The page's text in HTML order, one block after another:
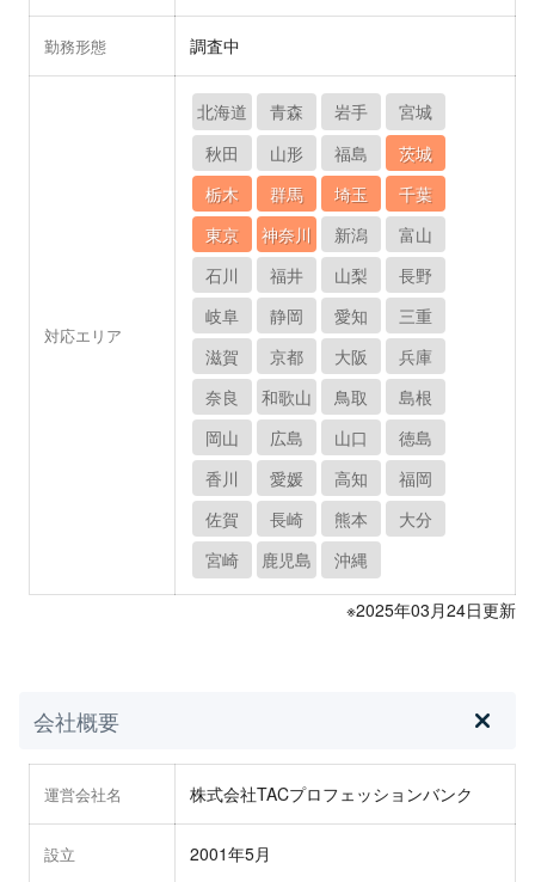
勤務形態 調査中
対応エリア
北海道 青森 岩手
宮城
秋田
山形 福島
茨城
栃木
群馬 埼玉
千葉
東京
神奈川 新潟
富山
石川
福井 山梨
長野
岐阜
静岡 愛知
三重
滋賀
京都 大阪
兵庫
奈良
和歌山 鳥取
島根
岡山
広島 山口
徳島
香川
愛媛 高知
福岡
佐賀
長崎 熊本
大分
宮崎
鹿児島 沖縄
※2025年03月24日更新
会社概要
運営会社名 株式会社TACプロフェッションバンク
設立 2001年5月